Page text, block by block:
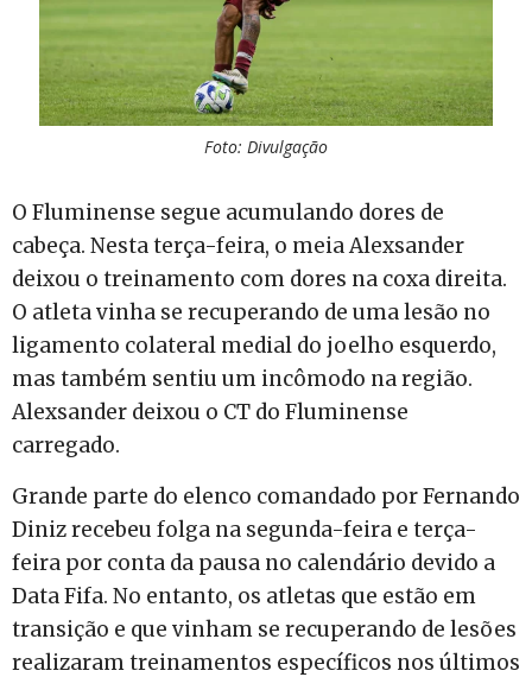
Foto: Divulgação
O Fluminense segue acumulando dores de
cabeça. Nesta terça-feira, o meia Alexsander
deixou o treinamento com dores na coxa direita.
O atleta vinha se recuperando de uma lesão no
ligamento colateral medial do joelho esquerdo,
mas também sentiu um incômodo na região.
Alexsander deixou o CT do Fluminense
carregado.
Grande parte do elenco comandado por Fernando
Diniz recebeu folga na segunda-feira e terça-
feira por conta da pausa no calendário devido a
Data Fifa. No entanto, os atletas que estão em
transição e que vinham se recuperando de lesões
realizaram treinamentos específicos nos últimos